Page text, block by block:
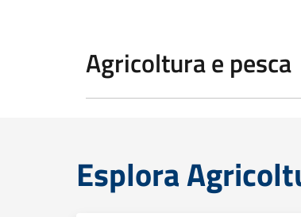
Agricoltura e pesca
Esplora